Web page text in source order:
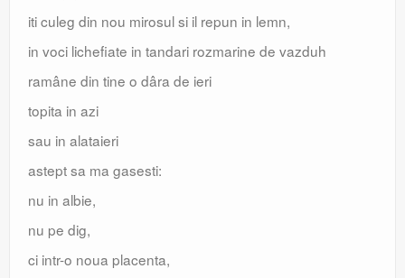
iti culeg din nou mirosul si il repun in lemn,
in voci lichefiate in tandari rozmarine de vazduh
ramâne din tine o dâra de ieri
topita in azi
sau in alataieri
astept sa ma gasesti:
nu in albie,
nu pe dig,
ci intr-o noua placenta,